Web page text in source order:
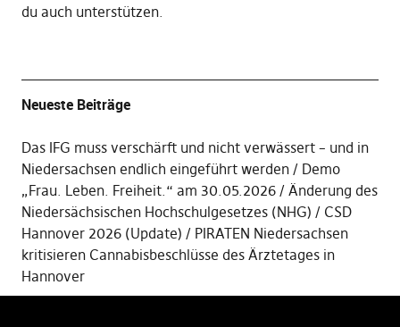
du auch unterstützen.
Neueste Beiträge
Das IFG muss verschärft und nicht verwässert – und in
Niedersachsen endlich eingeführt werden
Demo
„Frau. Leben. Freiheit.“ am 30.05.2026
Änderung des
Niedersächsischen Hochschulgesetzes (NHG)
CSD
Hannover 2026 (Update)
PIRATEN Niedersachsen
kritisieren Cannabisbeschlüsse des Ärztetages in
Hannover